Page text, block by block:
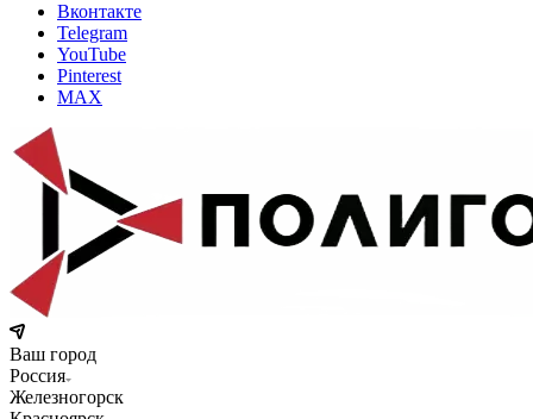
Вконтакте
Telegram
YouTube
Pinterest
MAX
Ваш город
Россия
Железногорск